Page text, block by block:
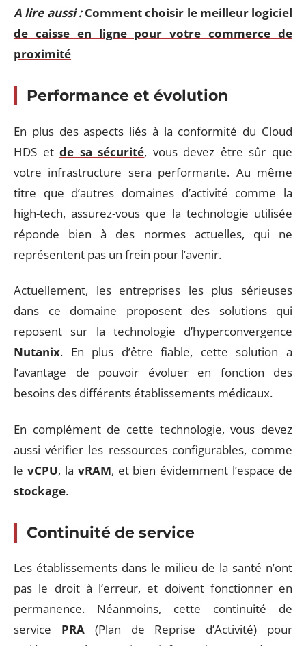
A lire aussi : Comment choisir le meilleur logiciel
de caisse en ligne pour votre commerce de
proximité
Performance et évolution
En plus des aspects liés à la conformité du Cloud
HDS etde sa sécurité, vous devez être sûr que
votre infrastructure sera performante. Au même
titre que d’autres domaines d’activité comme la
high-tech, assurez-vous que la technologie utilisée
réponde bien à des normes actuelles, qui ne
représentent pas un frein pour l’avenir.
Actuellement, les entreprises les plus sérieuses
dans ce domaine proposent des solutions qui
reposent sur la technologie d’hyperconvergence
Nutanix. En plus d’être fiable, cette solution a
l’avantage de pouvoir évoluer en fonction des
besoins des différents établissements médicaux.
En complément de cette technologie, vous devez
aussi vérifier les ressources configurables, comme
le vCPU, la vRAM, et bien évidemment l’espace de
stockage.
Continuité de service
Les établissements dans le milieu de la santé n’ont
pas le droit à l’erreur, et doivent fonctionner en
permanence. Néanmoins, cette continuité de
service PRA(Plan de Reprise d’Activité) pour